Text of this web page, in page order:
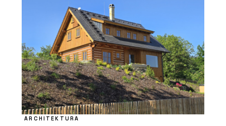
ARCHITEKTURA